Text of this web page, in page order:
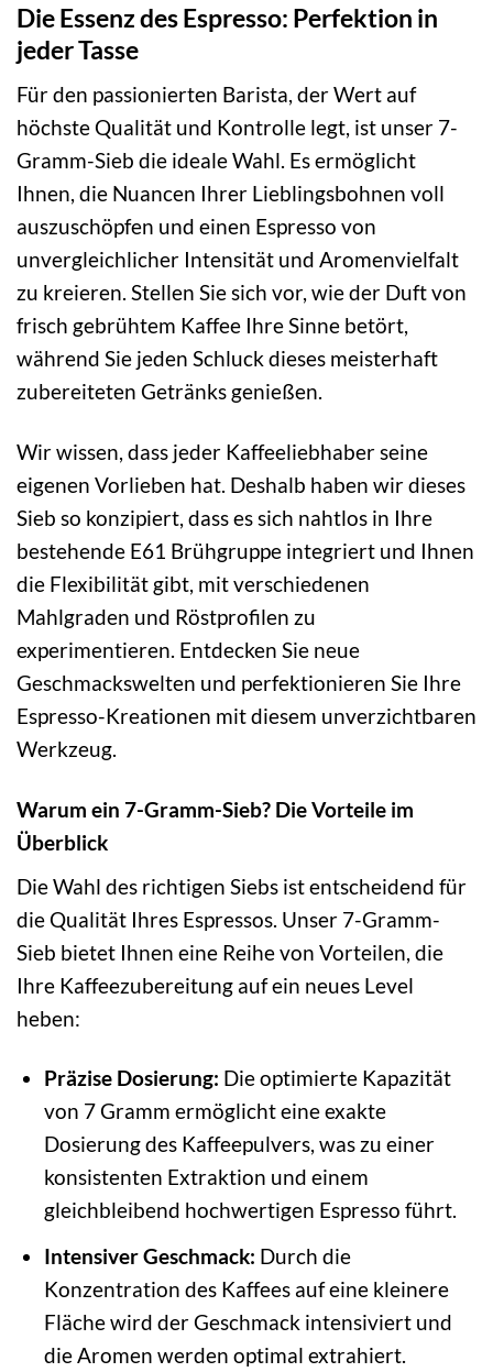
Die Essenz des Espresso: Perfektion in
jeder Tasse
Für den passionierten Barista, der Wert auf
höchste Qualität und Kontrolle legt, ist unser 7-
Gramm-Sieb die ideale Wahl. Es ermöglicht
Ihnen, die Nuancen Ihrer Lieblingsbohnen voll
auszuschöpfen und einen Espresso von
unvergleichlicher Intensität und Aromenvielfalt
zu kreieren. Stellen Sie sich vor, wie der Duft von
frisch gebrühtem Kaffee Ihre Sinne betört,
während Sie jeden Schluck dieses meisterhaft
zubereiteten Getränks genießen.
Wir wissen, dass jeder Kaffeeliebhaber seine
eigenen Vorlieben hat. Deshalb haben wir dieses
Sieb so konzipiert, dass es sich nahtlos in Ihre
bestehende E61 Brühgruppe integriert und Ihnen
die Flexibilität gibt, mit verschiedenen
Mahlgraden und Röstprofilen zu
experimentieren. Entdecken Sie neue
Geschmackswelten und perfektionieren Sie Ihre
Espresso-Kreationen mit diesem unverzichtbaren
Werkzeug.
Warum ein 7-Gramm-Sieb? Die Vorteile im
Überblick
Die Wahl des richtigen Siebs ist entscheidend für
die Qualität Ihres Espressos. Unser 7-Gramm-
Sieb bietet Ihnen eine Reihe von Vorteilen, die
Ihre Kaffeezubereitung auf ein neues Level
heben:
Präzise Dosierung: Die optimierte Kapazität
von 7 Gramm ermöglicht eine exakte
Dosierung des Kaffeepulvers, was zu einer
konsistenten Extraktion und einem
gleichbleibend hochwertigen Espresso führt.
Intensiver Geschmack: Durch die
Konzentration des Kaffees auf eine kleinere
Fläche wird der Geschmack intensiviert und
die Aromen werden optimal extrahiert.